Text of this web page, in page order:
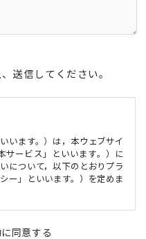
送信してください。
います。）は，本ウェブサイ
サービス」といいます。）に
について，以下のとおりプラ
ー」といいます。）を定めま
同意する